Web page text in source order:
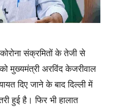
संक्रमितों के तेजी से
मुख्यमंत्री अरविंद केजरीवाल
दिए जाने के बाद दिल्ली में
हुई है। फिर भी हालात